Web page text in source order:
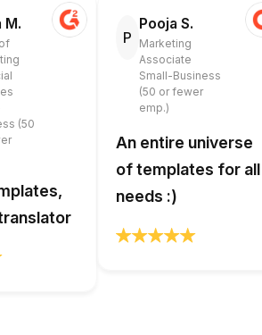
M.
(50
P
Pooja S.
Marketing
Associate
Small-Business
(50 or fewer
emp.)
An entire universe
of templates for all
needs :)